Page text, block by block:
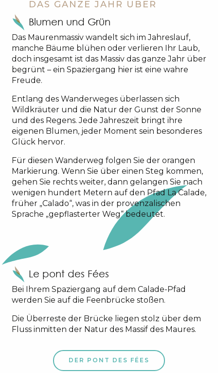
DAS GANZE JAHR ÜBER
Blumen und Grün
Das Maurenmassiv wandelt sich im Jahreslauf,
manche Bäume blühen oder verlieren Ihr Laub,
doch insgesamt ist das Massiv das ganze Jahr über
begrünt – ein Spaziergang hier ist eine wahre
Freude.
Entlang des Wanderweges überlassen sich
Wildkräuter und die Natur der Gunst der Sonne
und des Regens. Jede Jahreszeit bringt ihre
eigenen Blumen, jeder Moment sein besonderes
Glück hervor.
Für diesen Wanderweg folgen Sie der orangen
Markierung. Wenn Sie über einen Steg kommen,
gehen Sie rechts weiter, dann gelangen Sie nach
wenigen hundert Metern auf den Pfad La Calade,
früher „Calado“, was in der provenzalischen
Sprache „gepflasterter Weg“ bedeutet.
Le pont des Fées
Bei Ihrem Spaziergang auf dem Calade-Pfad
werden Sie auf die Feenbrücke stoßen.
Die Überreste der Brücke liegen stolz über dem
Fluss inmitten der Natur des Massif des Maures.
DER PONT DES FÉES